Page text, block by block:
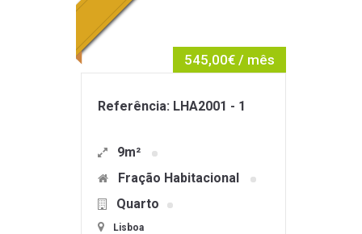
545,00€ / mês
Referência: LHA2001 - 1
9m²
Fração Habitacional
Quarto
Lisboa